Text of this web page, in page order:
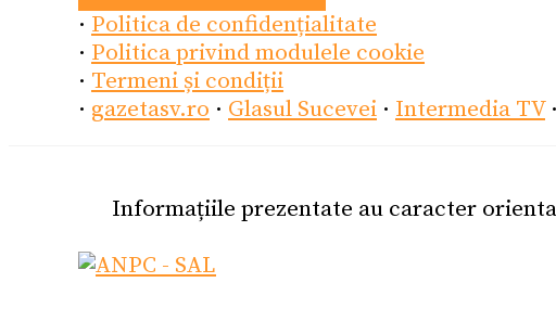
· Politica de confidențialitate
· Politica privind modulele cookie
· Termeni și condiții
· gazetasv.ro · Glasul Sucevei · Intermedia TV·
Informațiile prezentate au caracter